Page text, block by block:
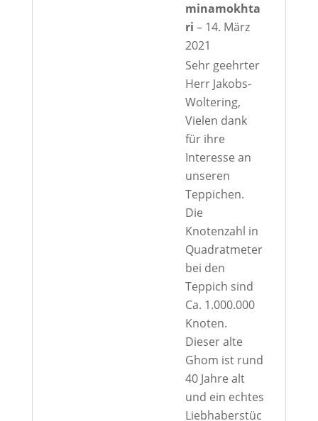
minamokhta
ri – 14. März
2021
Sehr geehrter
Herr Jakobs-
Woltering,
Vielen dank
für ihre
Interesse an
unseren
Teppichen.
Die
Knotenzahl in
Quadratmeter
bei den
Teppich sind
Ca. 1.000.000
Knoten.
Dieser alte
Ghom ist rund
40 Jahre alt
und ein echtes
Liebhaberstüc